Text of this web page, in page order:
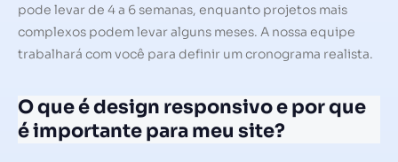
pode levar de 4 a 6 semanas, enquanto projetos mais
complexos podem levar alguns meses. A nossa equipe
trabalhará com você para definir um cronograma realista.
O que é design responsivo e por que
é importante para meu site?